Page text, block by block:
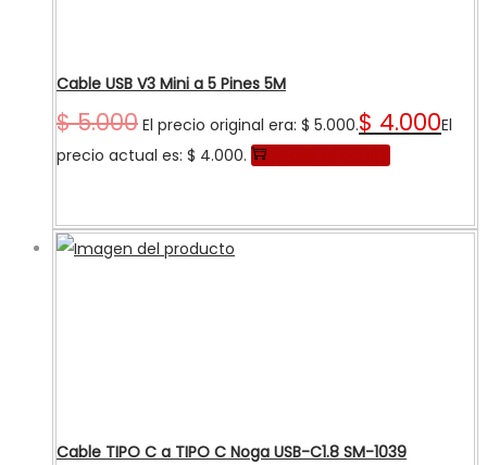
Cable USB V3 Mini a 5 Pines 5M
$5.000 El precio original era: $ 5.000.$ 4.000El
precio actual es: $ 4.000.
Cable TIPO C a TIPO C Noga USB-C1.8 SM-1039